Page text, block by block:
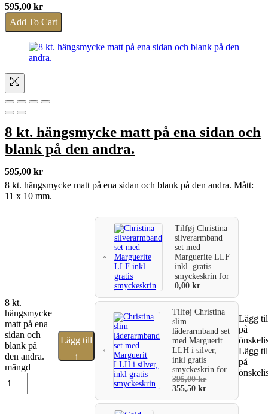
595,00 kr
Add To Cart
8 kt. hängsmycke matt på ena sidan och
blank på den andra.
595,00 kr
8 kt. hängsmycke matt på ena sidan och blank på den andra. Mått:
11 x 10 mm.
8 kt.
hängsmycke
matt på ena
sidan och
blank på
den andra.
mängd
Lägg till
i
TilføjChristina
silverarmband
set med
Marguerite LLF
inkl. gratis
smyckeskrinfor
0,00kr
TilføjChristina
slim
läderarmband set
med Marguerit
LLH i silver,
inkl gratis
smyckeskrinfor
395,00kr
355,50kr
Lägg
på
Lägg
på